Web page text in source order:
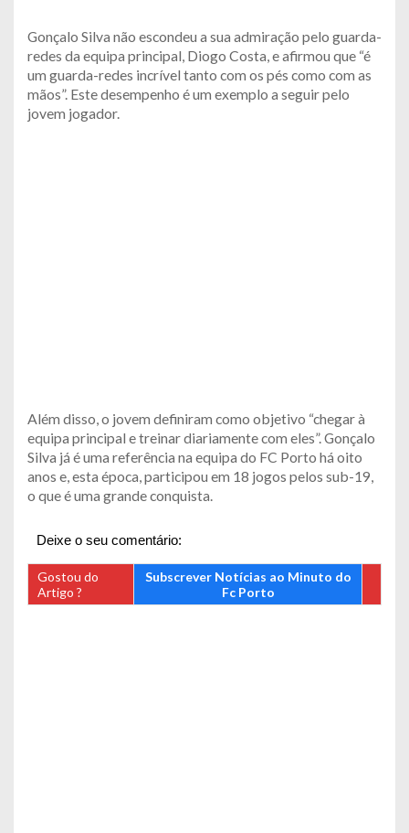
Gonçalo Silva não escondeu a sua admiração pelo guarda-
redes da equipa principal, Diogo Costa, e afirmou que “é
um guarda-redes incrível tanto com os pés como com as
mãos”. Este desempenho é um exemplo a seguir pelo
jovem jogador.
Além disso, o jovem definiram como objetivo “chegar à
equipa principal e treinar diariamente com eles”. Gonçalo
Silva já é uma referência na equipa do FC Porto há oito
anos e, esta época, participou em 18 jogos pelos sub-19,
o que é uma grande conquista.
Deixe o seu comentário:
Gostou do
Artigo ?
Subscrever Notícias ao Minuto do
Fc Porto